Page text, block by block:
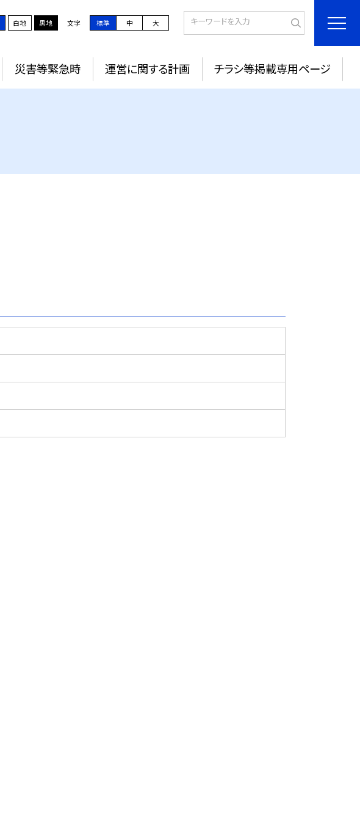
白地 黒地 文字 標準 中 大
災害等緊急時 運営に関する計画 チラシ等掲載専用ページ